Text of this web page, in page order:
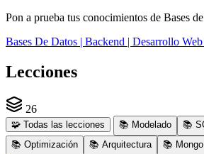
Pon a prueba tus conocimientos de Bases
Bases De Datos | Backend | Desarrollo
Lecciones
26
🧩 Todas las lecciones 📚 Modelado 📚
📚 Optimización 📚 Arquitectura 📚